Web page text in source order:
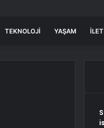
TEKNOLOJI YAŞAM